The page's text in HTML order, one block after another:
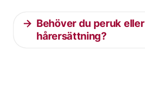
Behöver du peruk eller
hårersättning?